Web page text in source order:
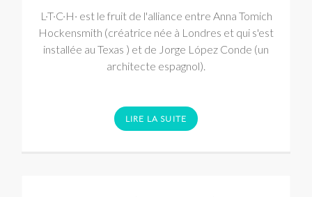
L·T·C·H· est le fruit de l'alliance entre Anna Tomich
Hockensmith (créatrice née à Londres et qui s'est
installée au Texas ) et de Jorge López Conde (un
architecte espagnol).
LIRE LA SUITE